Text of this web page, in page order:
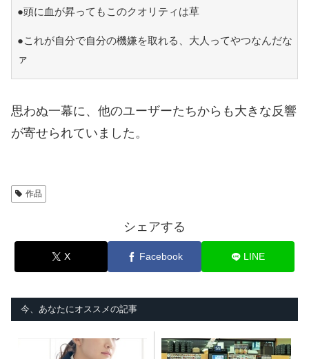
●頭に血が昇ってもこのクオリティは草
●これが自分で自分の機嫌を取れる、大人ってやつなんだな
ァ
思わぬ一幕に、他のユーザーたちからも大きな反響
が寄せられていました。
作品
シェアする
X Facebook LINE
今、あなたにオススメの記事